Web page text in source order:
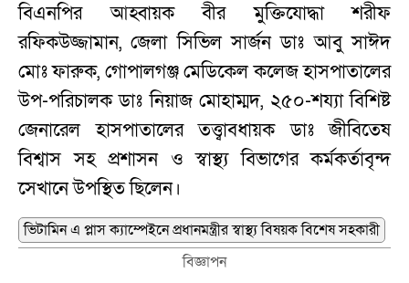
বিএনপির আহ্বায়ক বীর মুক্তিযোদ্ধা শরীফ
রফিকউজ্জামান, জেলা সিভিল সার্জন ডাঃ আবু সাঈদ
মোঃ ফারুক, গোপালগঞ্জ মেডিকেল কলেজ হাসপাতালের
উপ-পরিচালক ডাঃ নিয়াজ মোহাম্মদ, ২৫০-শয্যা বিশিষ্ট
জেনারেল হাসপাতালের তত্ত্বাবধায়ক ডাঃ জীবিতেষ
বিশ্বাস সহ প্রশাসন ও স্বাস্থ্য বিভাগের কর্মকর্তাবৃন্দ
‍সেখানে উপস্থিত ছিলেন।
ভিটামিন এ প্লাস ক্যাম্পেইনে প্রধানমন্ত্রীর স্বাস্থ্য বিষয়ক বিশেষ সহকারী
বিজ্ঞাপন